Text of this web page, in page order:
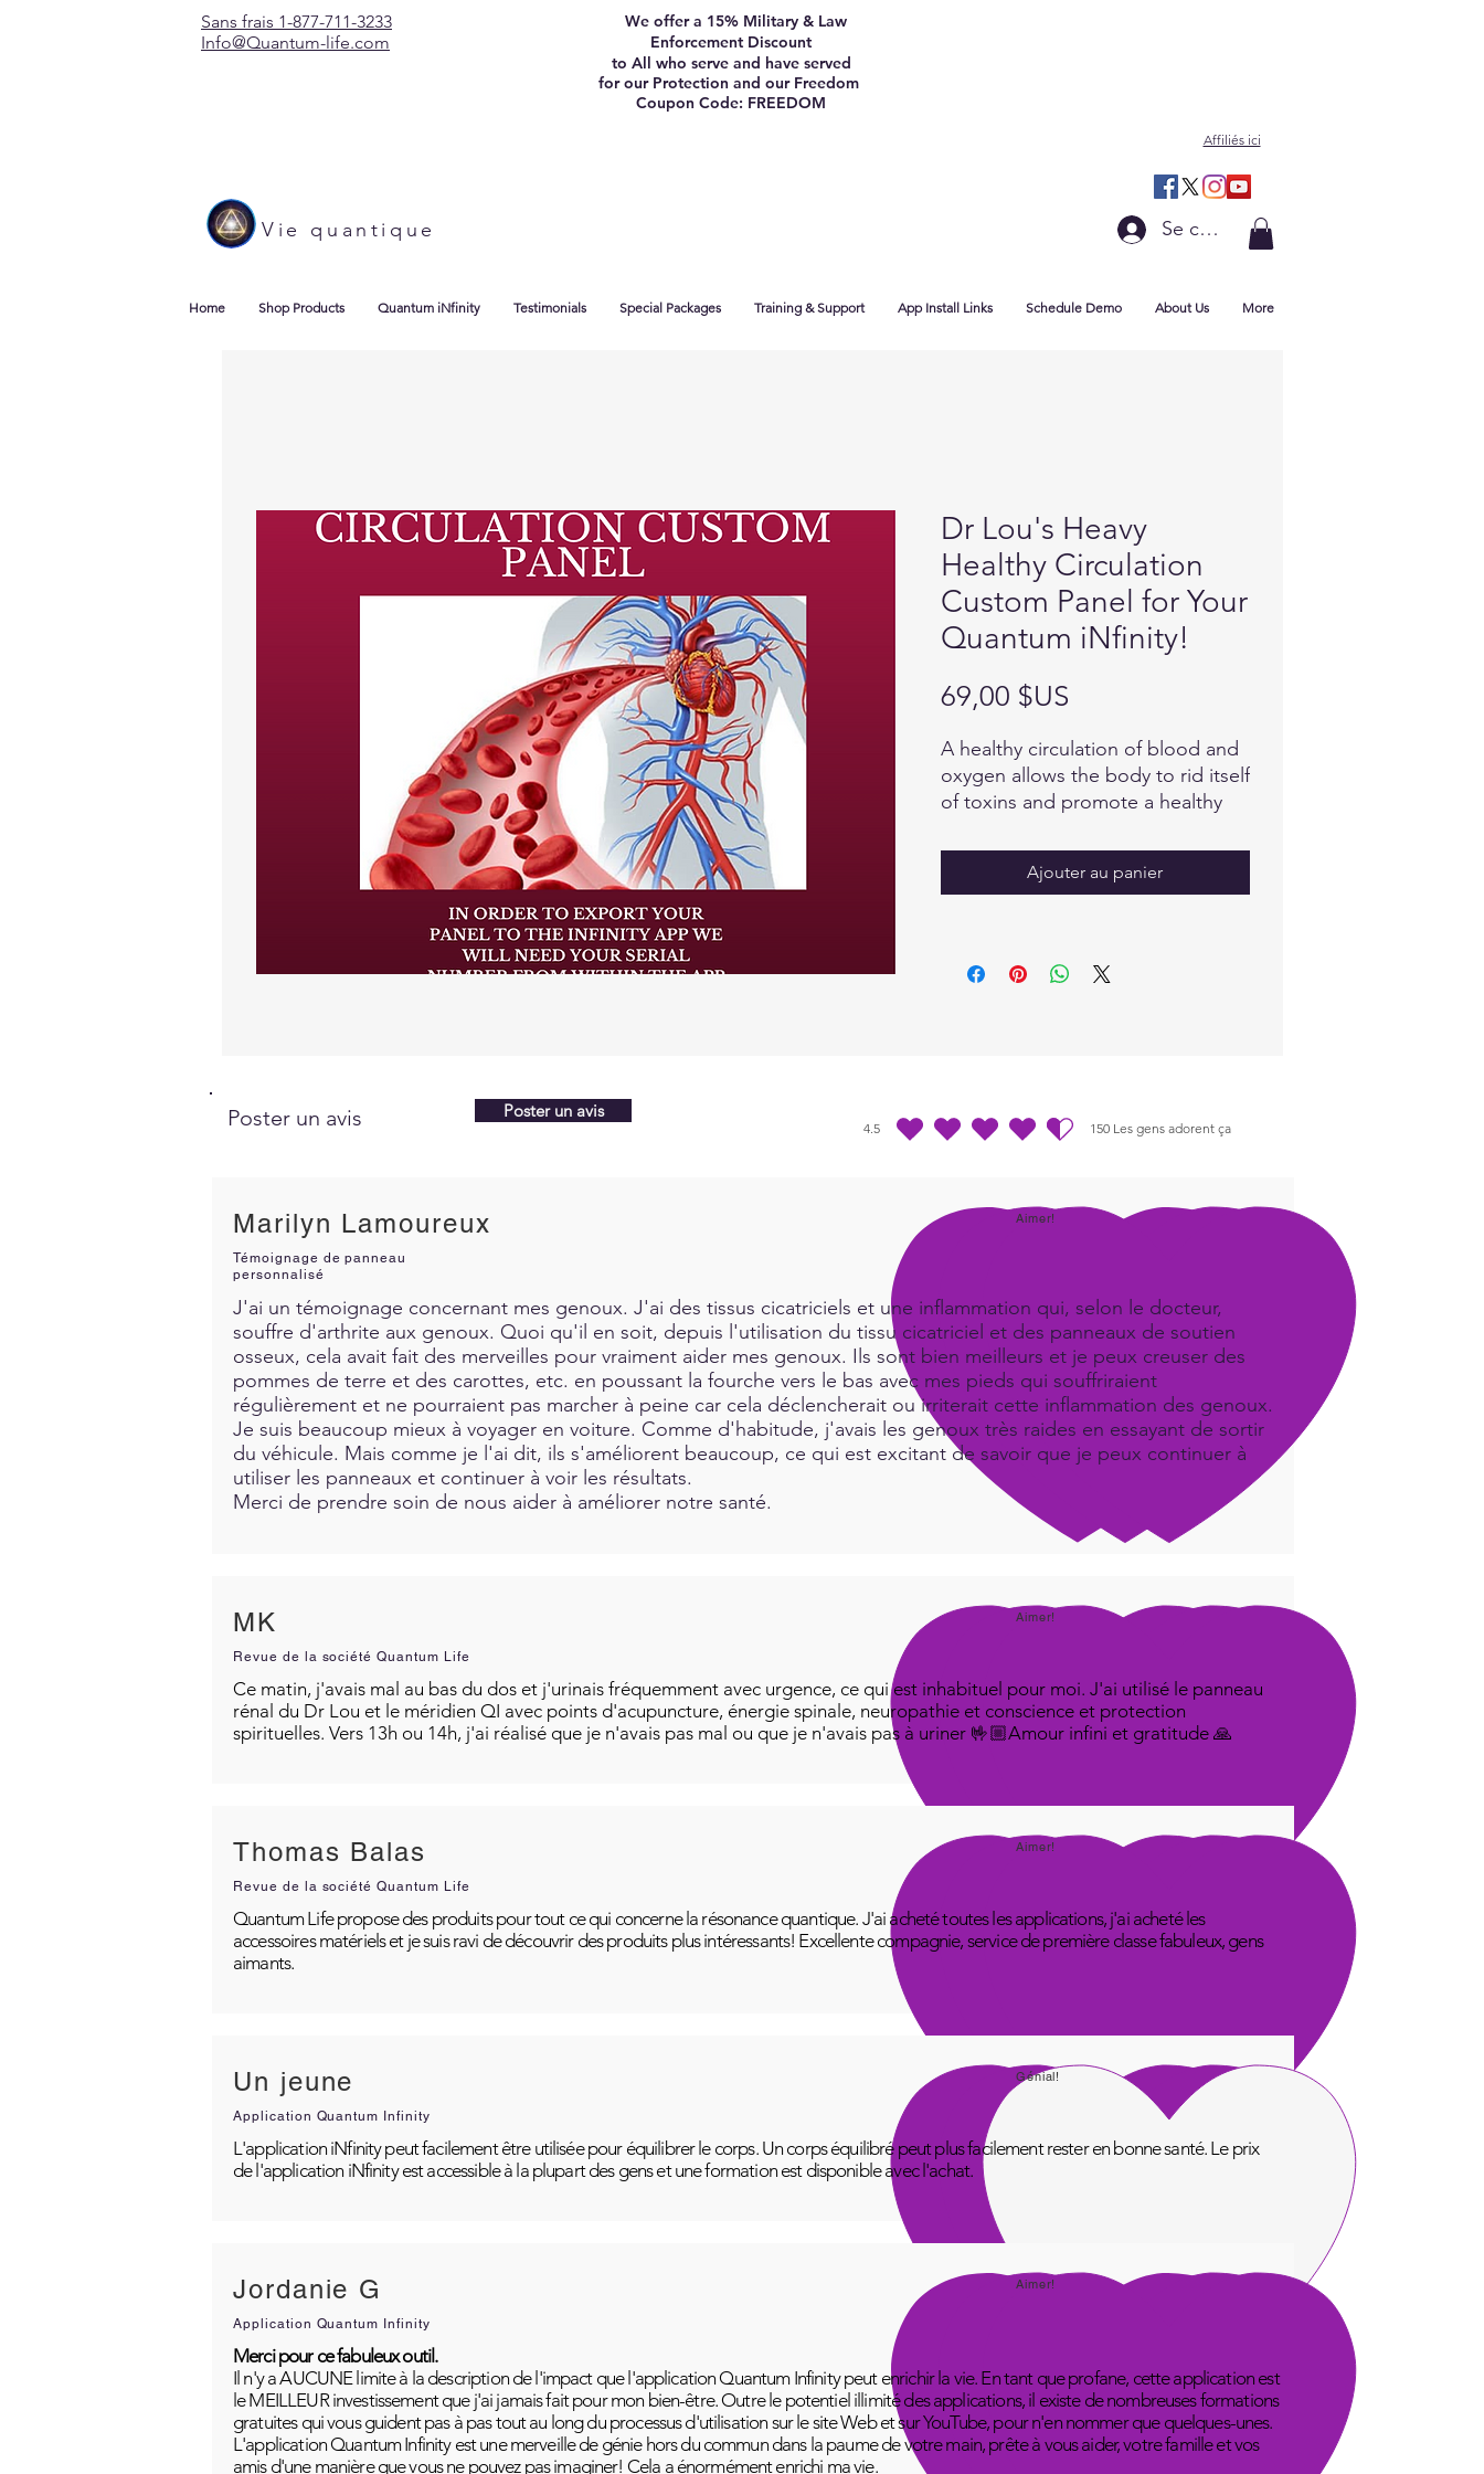
Sans frais 1-877-711-3233
Info@Quantum-life.com
We offer a 15% Military & Law
Enforcement Discount
to All who serve and have served
for our Protection and our Freedom
Coupon Code: FREEDOM
Affiliés ici
Vie quantique Se connecter
Home Shop Products Quantum iNfinity Testimonials Special Packages Training & Support App Install Links Schedule Demo About Us More
Dr Lou's Heavy
Healthy Circulation
Custom Panel for Your
Quantum iNfinity!
69,00 $USPrix
A healthy circulation of blood and
oxygen allows the body to rid itself
of toxins and promote a healthy
Ajouter au panier
Poster un avis Poster un avis
4.5 150 Les gens adorent ça
la note moyenne est 4.5 sur 5, d'après 150 votes, Les gens adorent ça
Marilyn Lamoureux Aimer!
Témoignage de panneau
personnalisé
J'ai un témoignage concernant mes genoux. J'ai des tissus cicatriciels et une inflammation qui, selon le docteur,
souffre d'arthrite aux genoux. Quoi qu'il en soit, depuis l'utilisation du tissu cicatriciel et des panneaux de soutien
osseux, cela avait fait des merveilles pour vraiment aider mes genoux. Ils sont bien meilleurs et je peux creuser des
pommes de terre et des carottes, etc. en poussant la fourche vers le bas avec mes pieds qui souffriraient
régulièrement et ne pourraient pas marcher à peine car cela déclencherait ou irriterait cette inflammation des genoux.
Je suis beaucoup mieux à voyager en voiture. Comme d'habitude, j'avais les genoux très raides en essayant de sortir
du véhicule. Mais comme je l'ai dit, ils s'améliorent beaucoup, ce qui est excitant de savoir que je peux continuer à
utiliser les panneaux et continuer à voir les résultats.
Merci de prendre soin de nous aider à améliorer notre santé.
MK Aimer!
Revue de la société Quantum Life
Ce matin, j'avais mal au bas du dos et j'urinais fréquemment avec urgence, ce qui est inhabituel pour moi. J'ai utilisé le panneau
rénal du Dr Lou et le méridien QI avec points d'acupuncture, énergie spinale, neuropathie et conscience et protection
spirituelles. Vers 13h ou 14h, j'ai réalisé que je n'avais pas mal ou que je n'avais pas à uriner 🤟🏼Amour infini et gratitude 🙏
Thomas Balas Aimer!
Revue de la société Quantum Life
Quantum Life propose des produits pour tout ce qui concerne la résonance quantique. J'ai acheté toutes les applications, j'ai acheté les
accessoires matériels et je suis ravi de découvrir des produits plus intéressants! Excellente compagnie, service de première classe fabuleux, gens
aimants.
Un jeune Génial!
Application Quantum Infinity
L'application iNfinity peut facilement être utilisée pour équilibrer le corps. Un corps équilibré peut plus facilement rester en bonne santé. Le prix
de l'application iNfinity est accessible à la plupart des gens et une formation est disponible avec l'achat.
Jordanie G Aimer!
Application Quantum Infinity
Merci pour ce fabuleux outil.
Il n'y a AUCUNE limite à la description de l'impact que l'application Quantum Infinity peut enrichir la vie. En tant que profane, cette application est
le MEILLEUR investissement que j'ai jamais fait pour mon bien-être. Outre le potentiel illimité des applications, il existe de nombreuses formations
gratuites qui vous guident pas à pas tout au long du processus d'utilisation sur le site Web et sur YouTube, pour n'en nommer que quelques-unes.
L'application Quantum Infinity est une merveille de génie hors du commun dans la paume de votre main, prête à vous aider, votre famille et vos
amis d'une manière que vous ne pouvez pas imaginer! Cela a énormément enrichi ma vie.